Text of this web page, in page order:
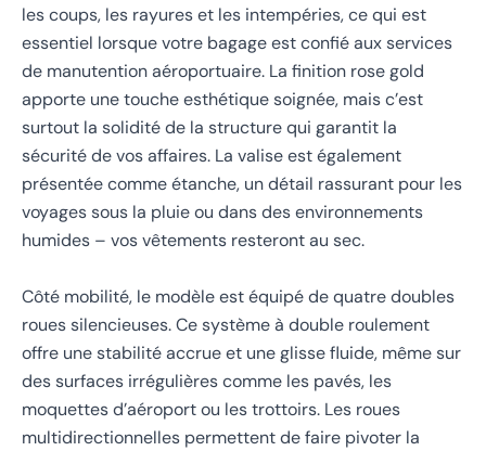
les coups, les rayures et les intempéries, ce qui est
essentiel lorsque votre bagage est confié aux services
de manutention aéroportuaire. La finition rose gold
apporte une touche esthétique soignée, mais c’est
surtout la solidité de la structure qui garantit la
sécurité de vos affaires. La valise est également
présentée comme étanche, un détail rassurant pour les
voyages sous la pluie ou dans des environnements
humides – vos vêtements resteront au sec.
Côté mobilité, le modèle est équipé de quatre doubles
roues silencieuses. Ce système à double roulement
offre une stabilité accrue et une glisse fluide, même sur
des surfaces irrégulières comme les pavés, les
moquettes d’aéroport ou les trottoirs. Les roues
multidirectionnelles permettent de faire pivoter la